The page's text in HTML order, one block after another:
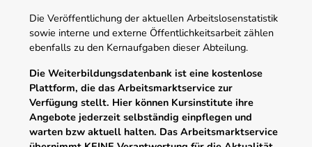
Die Veröffentlichung der aktuellen Arbeitslosenstatistik
sowie interne und externe Öffentlichkeitsarbeit zählen
ebenfalls zu den Kernaufgaben dieser Abteilung.
Die Weiterbildungsdatenbank ist eine kostenlose
Plattform, die das Arbeitsmarktservice zur
Verfügung stellt. Hier können Kursinstitute ihre
Angebote jederzeit selbständig einpflegen und
warten bzw aktuell halten. Das Arbeitsmarktservice